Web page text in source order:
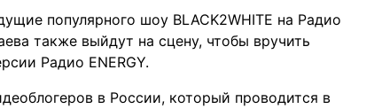
популярного шоу BLACK2WHITE на Радио
также выйдут на сцену, чтобы вручить
Радио ENERGY.
в России, который проводится в